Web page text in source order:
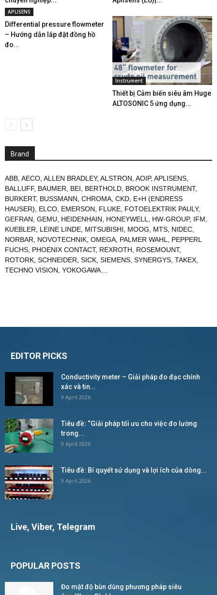
APLISENS
Differential pressure flowmeter
– Hướng dẫn lắp đặt đồng hồ
đo...
Instrument
Thiết bị Cảm biến siêu âm Huge
ALTOSONIC 5 ứng dụng...
Brand
ABB AECO ALLEN BRADLEY, ALSTRON AOIP, APLISENS
BALLUFF, BAUMER BEI BERTHOLD BROOK INSTRUMENT,
BURKERT, BUSSMANN CHROMA CKD E+H (ENDRESS
HAUSER)
ELCO EMERSON FLUKE FOTOELEKTRIK PAULY,
GEFRAN GEMU HEIDENHAIN HONEYWELL HW-GROUP, IFM
KUEBLER
LEINE LINDE MITSUBISHI MOOG MTS NIDEC
NORBAR
NOVOTECHNIK OMEGA PALMER WAHL
PEPPERL
FUCHS PHOENIX CONTACT, REXROTH ROSEMOUNT,
ROTORK SCHNEIDER SICK SIEMENS SYNERGYS TAKEX
TECHNO VISION YOKOGAWA
EDITOR PICKS
Conductivity meter – Giải pháp đo đạc chính
xác và tin...
9 April 2026
Tiêu đề: “Giải pháp tối ưu cho việc đo lường
trong...
9 April 2026
Tiêu đề: Bí quyết sử dụng và lợi ích của dòng...
9 April 2026
Live, Viber, Telegram
POPULAR POSTS
Đo mật độ bùn dùng phương pháp siêu